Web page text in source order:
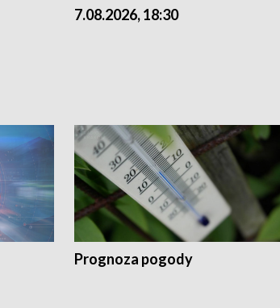
7.08.2026, 18:30
Prognoza pogody